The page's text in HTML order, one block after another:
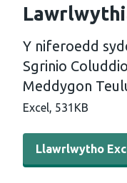
Y niferoedd
Sgrinio
Meddygon
Excel, 531KB
Llawrlwytho Excel
Llawrlwytho